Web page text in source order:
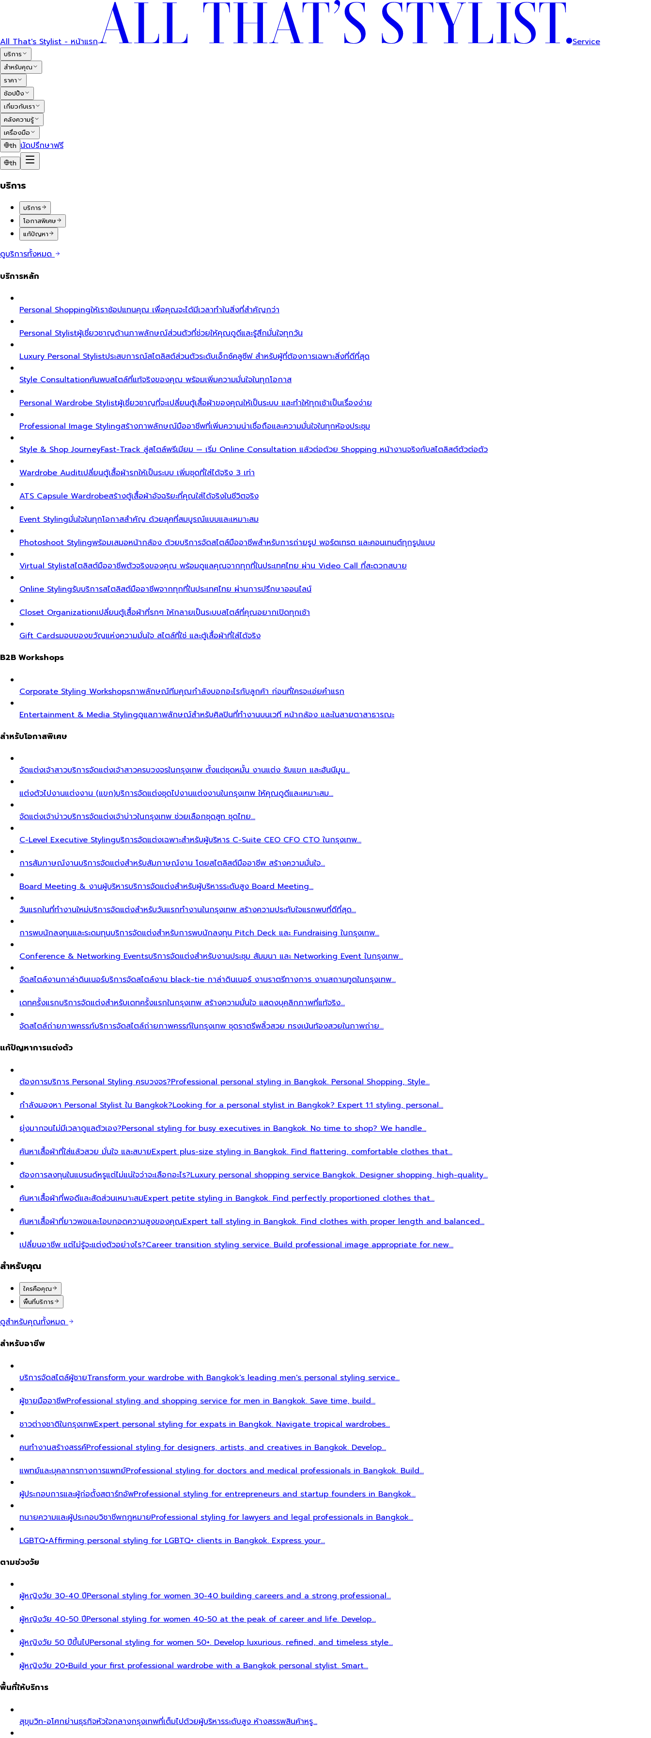
All That's Stylist - หน้าแรก Service
บริการ
สำหรับคุณ
ราคา
ช้อปปิ้ง
เกี่ยวกับเรา
คลังความรู้
เครื่องมือ
th นัดปรึกษาฟรี
th
บริการ
บริการ
โอกาสพิเศษ
แก้ปัญหา
ดูบริการทั้งหมด
บริการหลัก
Personal Shoppingให้เราช้อปแทนคุณ เพื่อคุณจะได้มีเวลาทำในสิ่งที่สำคัญกว่า
Personal Stylistผู้เชี่ยวชาญด้านภาพลักษณ์ส่วนตัวที่ช่วยให้คุณดูดีและรู้สึกมั่นใจทุกวัน
Luxury Personal Stylistประสบการณ์สไตลิสต์ส่วนตัวระดับเอ็กซ์คลูซีฟ สำหรับผู้ที่ต้องการเฉพาะสิ่งที่ดีที่สุด
Style Consultationค้นพบสไตล์ที่แท้จริงของคุณ พร้อมเพิ่มความมั่นใจในทุกโอกาส
Personal Wardrobe Stylistผู้เชี่ยวชาญที่จะเปลี่ยนตู้เสื้อผ้าของคุณให้เป็นระบบ และทำให้ทุกเช้าเป็นเรื่องง่าย
Professional Image Stylingสร้างภาพลักษณ์มืออาชีพที่เพิ่มความน่าเชื่อถือและความมั่นใจในทุกห้องประชุม
Style & Shop JourneyFast-Track สู่สไตล์พรีเมียม — เริ่ม Online Consultation แล้วต่อด้วย Shopping หน้างานจริงกับสไตลิสต์ตัวต่อตัว
Wardrobe Auditเปลี่ยนตู้เสื้อผ้ารกให้เป็นระบบ เพิ่มชุดที่ใส่ได้จริง 3 เท่า
ATS Capsule Wardrobeสร้างตู้เสื้อผ้าอัจฉริยะที่คุณใส่ได้จริงในชีวิตจริง
Event Stylingมั่นใจในทุกโอกาสสำคัญ ด้วยลุคที่สมบูรณ์แบบและเหมาะสม
Photoshoot Stylingพร้อมเสมอหน้ากล้อง ด้วยบริการจัดสไตล์มืออาชีพสำหรับการถ่ายรูป พอร์ตเทรต และคอนเทนต์ทุกรูปแบบ
Virtual Stylistสไตลิสต์มืออาชีพตัวจริงของคุณ พร้อมดูแลคุณจากทุกที่ในประเทศไทย ผ่าน Video Call ที่สะดวกสบาย
Online Stylingรับบริการสไตลิสต์มืออาชีพจากทุกที่ในประเทศไทย ผ่านการปรึกษาออนไลน์
Closet Organizationเปลี่ยนตู้เสื้อผ้าที่รกๆ ให้กลายเป็นระบบสไตล์ที่คุณอยากเปิดทุกเช้า
Gift Cardsมอบของขวัญแห่งความมั่นใจ สไตล์ที่ใช่ และตู้เสื้อผ้าที่ใส่ได้จริง
B2B Workshops
Corporate Styling Workshopsภาพลักษณ์ทีมคุณกำลังบอกอะไรกับลูกค้า ก่อนที่ใครจะเอ่ยคำแรก
Entertainment & Media Stylingดูแลภาพลักษณ์สำหรับศิลปินที่ทำงานบนเวที หน้ากล้อง และในสายตาสาธารณะ
สำหรับโอกาสพิเศษ
จัดแต่งเจ้าสาวบริการจัดแต่งเจ้าสาวครบวงจรในกรุงเทพ ตั้งแต่ชุดหมั้น งานแต่ง รับแขก และฮันนีมูน…
แต่งตัวไปงานแต่งงาน (แขก)บริการจัดแต่งชุดไปงานแต่งงานในกรุงเทพ ให้คุณดูดีและเหมาะสม…
จัดแต่งเจ้าบ่าวบริการจัดแต่งเจ้าบ่าวในกรุงเทพ ช่วยเลือกชุดสูท ชุดไทย…
C-Level Executive Stylingบริการจัดแต่งเฉพาะสำหรับผู้บริหาร C-Suite CEO CFO CTO ในกรุงเทพ…
การสัมภาษณ์งานบริการจัดแต่งสำหรับสัมภาษณ์งาน โดยสไตลิสต์มืออาชีพ สร้างความมั่นใจ…
Board Meeting & งานผู้บริหารบริการจัดแต่งสำหรับผู้บริหารระดับสูง Board Meeting…
วันแรกในที่ทำงานใหม่บริการจัดแต่งสำหรับวันแรกทำงานในกรุงเทพ สร้างความประทับใจแรกพบที่ดีที่สุด…
การพบนักลงทุนและระดมทุนบริการจัดแต่งสำหรับการพบนักลงทุน Pitch Deck และ Fundraising ในกรุงเทพ…
Conference & Networking Eventsบริการจัดแต่งสำหรับงานประชุม สัมมนา และ Networking Event ในกรุงเทพ…
จัดสไตล์งานกาล่าดินเนอร์บริการจัดสไตล์งาน black-tie กาล่าดินเนอร์ งานราตรีทางการ งานสถานทูตในกรุงเทพ…
เดทครั้งแรกบริการจัดแต่งสำหรับเดทครั้งแรกในกรุงเทพ สร้างความมั่นใจ แสดงบุคลิกภาพที่แท้จริง…
จัดสไตล์ถ่ายภาพครรภ์บริการจัดสไตล์ถ่ายภาพครรภ์ในกรุงเทพ ชุดราตรีพลิ้วสวย ทรงเน้นท้องสวยในภาพถ่าย…
แก้ปัญหาการแต่งตัว
ต้องการบริการ Personal Styling ครบวงจร?Professional personal styling in Bangkok. Personal Shopping, Style…
กำลังมองหา Personal Stylist ใน Bangkok?Looking for a personal stylist in Bangkok? Expert 1:1 styling, personal…
ยุ่งมากจนไม่มีเวลาดูแลตัวเอง?Personal styling for busy executives in Bangkok. No time to shop? We handle…
ค้นหาเสื้อผ้าที่ใส่แล้วสวย มั่นใจ และสบายExpert plus-size styling in Bangkok. Find flattering, comfortable clothes that…
ต้องการลงทุนในแบรนด์หรูแต่ไม่แน่ใจว่าจะเลือกอะไร?Luxury personal shopping service Bangkok. Designer shopping, high-quality…
ค้นหาเสื้อผ้าที่พอดีและสัดส่วนเหมาะสมExpert petite styling in Bangkok. Find perfectly proportioned clothes that…
ค้นหาเสื้อผ้าที่ยาวพอและโอบกอดความสูงของคุณExpert tall styling in Bangkok. Find clothes with proper length and balanced…
เปลี่ยนอาชีพ แต่ไม่รู้จะแต่งตัวอย่างไร?Career transition styling service. Build professional image appropriate for new…
สำหรับคุณ
ใครคือคุณ
พื้นที่บริการ
ดูสำหรับคุณทั้งหมด
สำหรับอาชีพ
บริการจัดสไตล์ผู้ชายTransform your wardrobe with Bangkok's leading men's personal styling service…
ผู้ชายมืออาชีพProfessional styling and shopping service for men in Bangkok. Save time, build…
ชาวต่างชาติในกรุงเทพExpert personal styling for expats in Bangkok. Navigate tropical wardrobes…
คนทำงานสร้างสรรค์Professional styling for designers, artists, and creatives in Bangkok. Develop…
แพทย์และบุคลากรทางการแพทย์Professional styling for doctors and medical professionals in Bangkok. Build…
ผู้ประกอบการและผู้ก่อตั้งสตาร์ทอัพProfessional styling for entrepreneurs and startup founders in Bangkok…
ทนายความและผู้ประกอบวิชาชีพกฎหมายProfessional styling for lawyers and legal professionals in Bangkok…
LGBTQ+Affirming personal styling for LGBTQ+ clients in Bangkok. Express your…
ตามช่วงวัย
ผู้หญิงวัย 30-40 ปีPersonal styling for women 30-40 building careers and a strong professional…
ผู้หญิงวัย 40-50 ปีPersonal styling for women 40-50 at the peak of career and life. Develop…
ผู้หญิงวัย 50 ปีขึ้นไปPersonal styling for women 50+. Develop luxurious, refined, and timeless style…
ผู้หญิงวัย 20+Build your first professional wardrobe with a Bangkok personal stylist. Smart…
พื้นที่ให้บริการ
สุขุมวิท-อโศกย่านธุรกิจหัวใจกลางกรุงเทพที่เต็มไปด้วยผู้บริหารระดับสูง ห้างสรรพสินค้าหรู…